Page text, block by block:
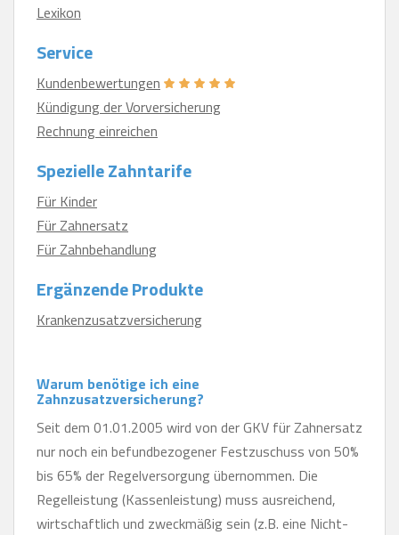
Lexikon
Service
Kundenbewertungen
Kündigung der Vorversicherung
Rechnung einreichen
Spezielle Zahntarife
Für Kinder
Für Zahnersatz
Für Zahnbehandlung
Ergänzende Produkte
Krankenzusatzversicherung
Warum benötige ich eine
Zahnzusatzversicherung?
Seit dem 01.01.2005 wird von der GKV für Zahnersatz
nur noch ein befundbezogener Festzuschuss von 50%
bis 65% der Regelversorgung übernommen. Die
Regelleistung (Kassenleistung) muss ausreichend,
wirtschaftlich und zweckmäßig sein (z.B. eine Nicht-